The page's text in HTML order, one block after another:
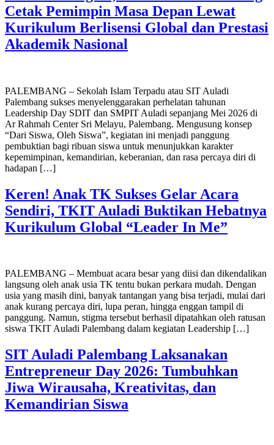
Cetak Pemimpin Masa Depan Lewat
Kurikulum Berlisensi Global dan Prestasi
Akademik Nasional
PALEMBANG – Sekolah Islam Terpadu atau SIT Auladi
Palembang sukses menyelenggarakan perhelatan tahunan
Leadership Day SDIT dan SMPIT Auladi sepanjang Mei 2026 di
Ar Rahmah Center Sri Melayu, Palembang. Mengusung konsep
“Dari Siswa, Oleh Siswa”, kegiatan ini menjadi panggung
pembuktian bagi ribuan siswa untuk menunjukkan karakter
kepemimpinan, kemandirian, keberanian, dan rasa percaya diri di
hadapan […]
Keren! Anak TK Sukses Gelar Acara
Sendiri, TKIT Auladi Buktikan Hebatnya
Kurikulum Global “Leader In Me”
PALEMBANG – Membuat acara besar yang diisi dan dikendalikan
langsung oleh anak usia TK tentu bukan perkara mudah. Dengan
usia yang masih dini, banyak tantangan yang bisa terjadi, mulai dari
anak kurang percaya diri, lupa peran, hingga enggan tampil di
panggung. Namun, stigma tersebut berhasil dipatahkan oleh ratusan
siswa TKIT Auladi Palembang dalam kegiatan Leadership […]
SIT Auladi Palembang Laksanakan
Entrepreneur Day 2026: Tumbuhkan
Jiwa Wirausaha, Kreativitas, dan
Kemandirian Siswa